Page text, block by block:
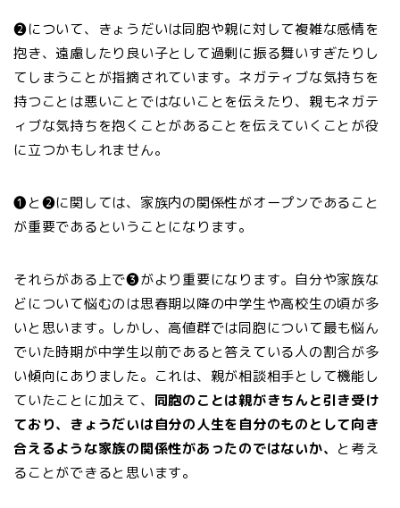
❷について、きょうだいは同胞や親に対して複雑な感情を
抱き、遠慮したり良い子として過剰に振る舞いすぎたりし
てしまうことが指摘されています。ネガティブな気持ちを
持つことは悪いことではないことを伝えたり、親もネガテ
ィブな気持ちを抱くことがあることを伝えていくことが役
に立つかもしれません。
❶と❷に関しては、家族内の関係性がオープンであること
が重要であるということになります。
それらがある上で❸がより重要になります。自分や家族な
どについて悩むのは思春期以降の中学生や高校生の頃が多
いと思います。しかし、高値群では同胞について最も悩ん
でいた時期が中学生以前であると答えている人の割合が多
い傾向にありました。これは、親が相談相手として機能し
ていたことに加えて、 同胞のことは親がきちんと引き受け
ており、きょうだいは自分の人生を 自分のものとして向き
合えるような家族の関係性があったのではないか、 と考え
ることができると思います。